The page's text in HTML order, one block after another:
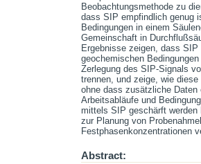
Beobachtungsmethode zu
dass SIP empfindlich genug
Bedingungen in einem
Gemeinschaft in
Ergebnisse zeigen, dass
geochemischen
Zerlegung des SIP-Signals
trennen, und zeige, wie
ohne dass zusätzliche
Arbeitsabläufe und
mittels SIP geschärft werden
zur Planung von
Festphasenkonzentrationen
Abstract: